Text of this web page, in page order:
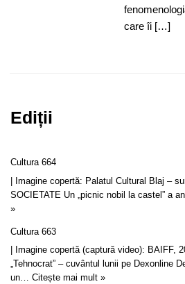
care îi […]
Ediții
Cultura 664
| Imagine copertă: Palatul Cultural Blaj –
SOCIETATE Un „picnic nobil la castel” a
»
Cultura 663
| Imagine copertă (captură video): BAIFF,
„Tehnocrat” – cuvântul lunii pe Dexonline
un… Citește mai mult »